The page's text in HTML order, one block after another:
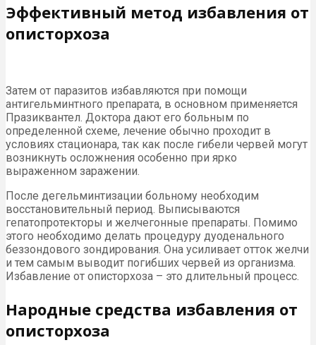
Эффективный метод избавления от
описторхоза
Затем от паразитов избавляются при помощи
антигельминтного препарата, в основном применяется
Празиквантел. Доктора дают его больным по
определенной схеме, лечение обычно проходит в
условиях стационара, так как после гибели червей могут
возникнуть осложнения особенно при ярко
выраженном заражении.
После дегельминтизации больному необходим
восстановительный период. Выписываются
гепатопротекторы и желчегонные препараты. Помимо
этого необходимо делать процедуру дуоденального
беззондового зондирования. Она усиливает отток желчи
и тем самым выводит погибших червей из организма.
Избавление от описторхоза – это длительный процесс.
Народные средства избавления от
описторхоза